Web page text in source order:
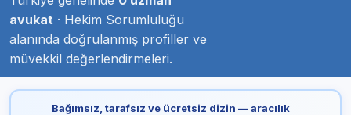
avukat · Hekim Sorumluluğu
alanında doğrulanmış profiller ve
müvekkil değerlendirmeleri.
Bağımsız, tarafsız ve ücretsiz dizin — aracılık